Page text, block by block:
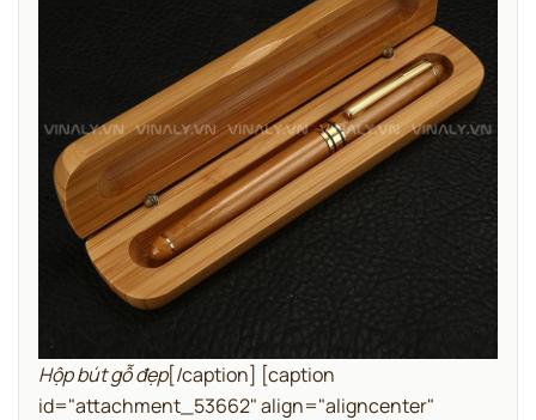
Hộp bút gỗ đẹp[/caption] [caption
id="attachment_53662" align="aligncenter"